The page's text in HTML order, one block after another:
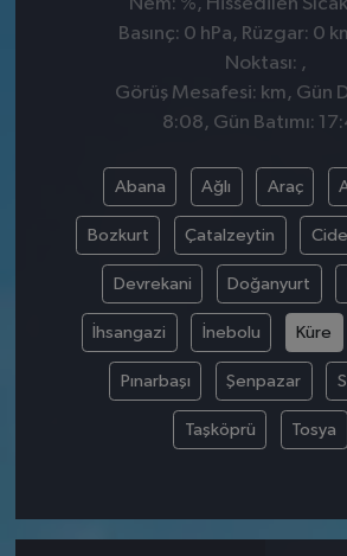
Basınç: 0 hPa, Rüzgar: 0
Noktası: ,
Görüş Mesafesi: km, Gün
8:08, Gün Batımı:
Abana Ağlı Araç
Bozkurt Çatalzeytin Cide
Devrekani Doğanyurt
İhsangazi İnebolu Küre
Pınarbaşı Şenpazar
Taşköprü Tosya